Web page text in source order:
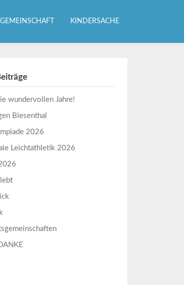
KINDERSACHE
wundervollen Jahre!
Biesenthal
2026
Leichtathletik 2026